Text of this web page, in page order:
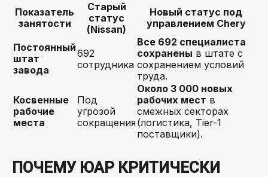
Показатель
занятости
Старый
статус
(Nissan)
Новый статус под
управлением Chery
Постоянный
штат
завода
692
сотрудника
Все 692 специалиста
сохранены в штате с
сохранением условий
труда.
Косвенные
рабочие
места
Под
угрозой
сокращения
Около 3 000 новых
рабочих мест в
смежных секторах
(логистика, Tier-1
поставщики).
ПОЧЕМУ ЮАР КРИТИЧЕСКИ